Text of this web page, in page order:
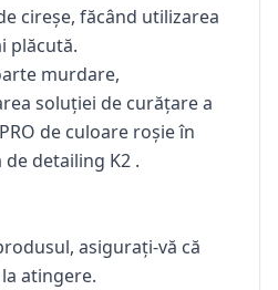
cireșe, făcând utilizarea
plăcută.
murdare,
soluției de curățare a
de culoare roșie în
detailing K2 .
asigurați-vă că
atingere.